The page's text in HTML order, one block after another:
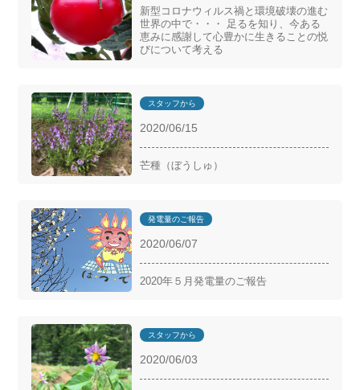
新型コロナウィルス禍と環境破壊の進む
世界の中で・・・ 足るを知り、今ある
恵みに感謝して心豊かに生きることの悦
びについて考える
2020/06/15
スタッフから
芒種（ぼうしゅ）
2020/06/07
発電量のご報告
2020年５月発電量のご報告
2020/06/03
スタッフから